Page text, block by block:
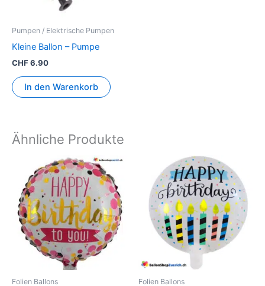
Pumpen / Elektrische Pumpen
Kleine Ballon – Pumpe
CHF6.90
In den Warenkorb
Ähnliche Produkte
Folien Ballons Folien Ballons